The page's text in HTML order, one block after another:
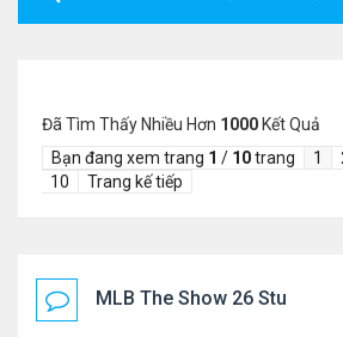
Đã Tìm Thấy Nhiều Hơn 1000 Kết Quả
Bạn đang xem trang 1 / 10trang 1
10
Trang kế tiếp
MLB The Show 26 Stubs